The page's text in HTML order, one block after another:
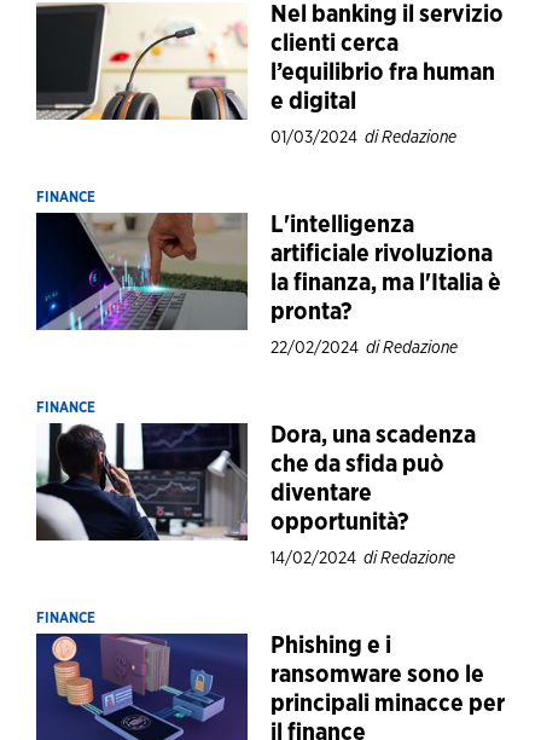
Nel banking il servizio
clienti cerca
l’equilibrio fra human
e digital
01/03/2024 di Redazione
FINANCE
L'intelligenza
artificiale rivoluziona
la finanza, ma l'Italia è
pronta?
22/02/2024 di Redazione
FINANCE
Dora, una scadenza
che da sfida può
diventare
opportunità?
14/02/2024 di Redazione
FINANCE
Phishing e i
ransomware sono le
principali minacce per
il finance